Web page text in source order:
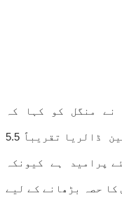
منگل کو کہا کہ
ہندوستان اگلے 5-6 سالوں میں 67 بلین ڈالریا تقریباً 5.5
پرامید ہے کیونکہ
حصہ بڑھانے کے لیے